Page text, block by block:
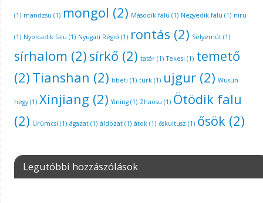
(1) mandzsu (1) mongol (2) Második falu (1) Negyedik falu (1) niru
(1) Nyolcadik falu (1) Nyugati Régió (1) rontás (2) Selyemút(1)
sírhalom (2) sírkő (2) tatár(1) Tekesi (1) temető
(2) Tianshan (2) tibeti (1) türk(1) ujgur(2) Wusun-
hegy(1) Xinjiang (2) Yining(1) Zhaosu (1) Ötödik falu
(2) Ürümcsi (1) ágazat(1) áldozat(1) átok(1) őskultusz (1) ősök(2)
Legutóbbi hozzászólások